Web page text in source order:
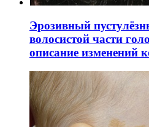
Эрозивный
волосистой части
описание изменений